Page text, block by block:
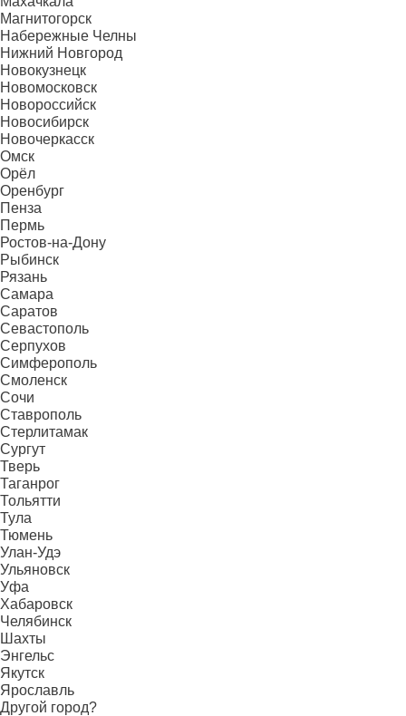
Магнитогорск
Набережные Челны
Нижний Новгород
Новокузнецк
Новомосковск
Новороссийск
Новосибирск
Новочеркасск
Омск
Орёл
Оренбург
Пенза
Пермь
Ростов-на-Дону
Рыбинск
Рязань
Самара
Саратов
Севастополь
Серпухов
Симферополь
Смоленск
Сочи
Ставрополь
Стерлитамак
Сургут
Тверь
Таганрог
Тольятти
Тула
Тюмень
Улан-Удэ
Ульяновск
Уфа
Хабаровск
Челябинск
Шахты
Энгельс
Якутск
Ярославль
Другой город?